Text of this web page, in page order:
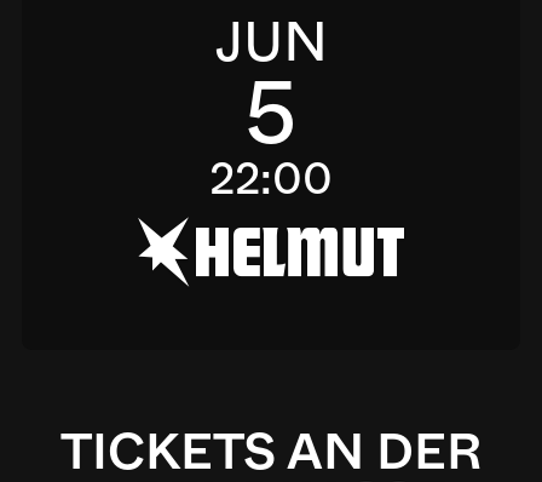
JUN
5
22:00
h
TICKETS AN DER